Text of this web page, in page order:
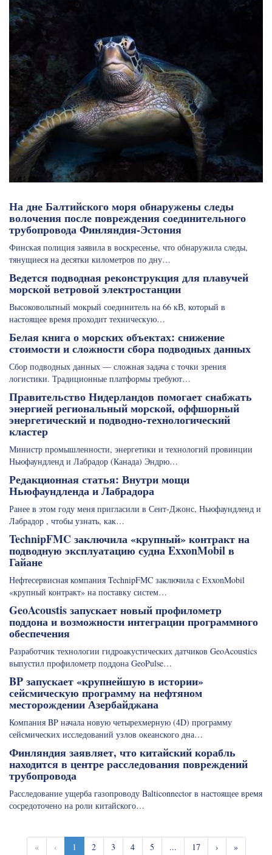
На дне Балтийского моря обнаружены следы
волочения после повреждения соединительного
трубопровода Финляндия-Эстония
Финская полиция заявила в воскресенье, что обнаружила следы,
тянущиеся на десятки километров по дну…
Ведется подводная реконструкция для плавучей
морской ветровой электростанции
Высоковольтный мокрый соединитель на 66 кВ, который в
настоящее время проходит техническую…
Белая книга о морских объектах: снижение
стоимости и сложности сбора подводных данных
Сбор подводных данных — сложная задача с точки зрения
логистики. Традиционные платформы требуют…
Правительство Нидерландов помогает снабжать
энергией региональный морской, оффшорный
энергетический и подводно-технологический
кластер
Министр промышленности, энергетики и технологий провинции
Ньюфаундленд и Лабрадор (Канада) Эндрю…
Редакционная статья: Внутри мощи
Ньюфаундленда и Лабрадора
Ранее в этом году меня пригласили в Сент-Джонс, Ньюфаундленд и
Лабрадор , чтобы узнать, как…
TechnipFMC заключила «крупный» контракт на
подводную эксплуатацию судна ExxonMobil в
Гайане
Нефтесервисная компания TechnipFMC заключила с ExxonMobil
«крупный контракт» на поставку систем…
GeoAcoustis запускает новый профилометр
поддона и возможности интеграции программного
обеспечения
Разработчик технологии гидроакустических датчиков GeoAcoustics
выпустил профилометр поддона GeoPulse…
BP запускает «крупнейшую в истории»
сейсмическую программу на нефтяном
месторождении Азербайджана
Компания BP начала новую четырехмерную (4D) программу
сейсмических исследований узлов океанского дна…
Финляндия заявляет, что китайский корабль
находится в центре расследования повреждений
трубопровода
Расследование ущерба газопроводу Balticonnector в настоящее время
сосредоточено на роли китайского…
« ‹ 1 2 3 4 5 ... 17 › »